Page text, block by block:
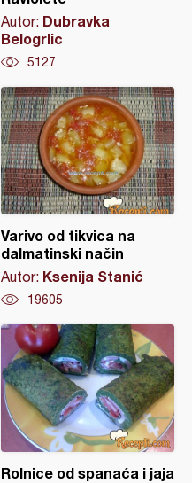
Autor: Dubravka
Belogrlic
5127
Varivo od tikvica na
dalmatinski način
Autor: Ksenija Stanić
19605
Rolnice od spanaća i jaja